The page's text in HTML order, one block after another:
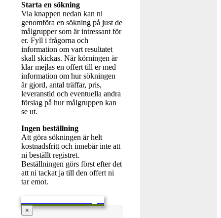
Starta en sökning
Via knappen nedan kan ni
genomföra en sökning på just de
målgrupper som är intressant för
er. Fyll i frågorna och
information om vart resultatet
skall skickas. När körningen är
klar mejlas en offert till er med
information om hur sökningen
är gjord, antal träffar, pris,
leveranstid och eventuella andra
förslag på hur målgruppen kan
se ut.
Ingen beställning
Att göra sökningen är helt
kostnadsfritt och innebär inte att
ni beställt registret.
Beställningen görs först efter det
att ni tackat ja till den offert ni
tar emot.
×